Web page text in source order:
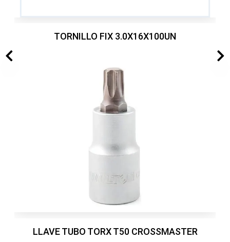
TORNILLO FIX 3.0X16X100UN
en
0
de
5
LLAVE TUBO TORX T50 CROSSMASTER